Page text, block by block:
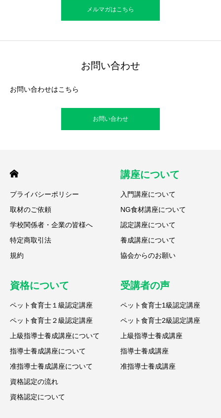
メルマガはこちら
お問い合わせ
お問い合わせはこちら
お問い合わせ
プライバシーポリシー
取材のご依頼
学校関係者・企業の皆様へ
特定商取引法
規約
講座について
入門講座について
NG食材講座について
認定講座について
養成講座について
協会からのお願い
資格について
ペット食育士１級認定講座
ペット食育士２級認定講座
上級指導士養成講座について
指導士養成講座について
准指導士養成講座について
資格認定の流れ
資格認定について
受講者の声
ペット食育士1級認定講座
ペット食育士2級認定講座
上級指導士養成講座
指導士養成講座
准指導士養成講座